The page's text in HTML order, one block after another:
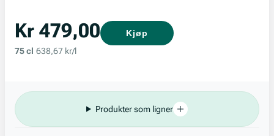
Kr 479,00
75 cl 638,67 kr/l
Kjøp
Produkter som ligner